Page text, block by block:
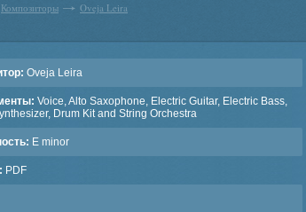
Композиторы Oveja Leira
Oveja Leira
Voice, Alto Saxophone, Electric Guitar, Electric Bass,
Drum Kit and String Orchestra
E minor
PDF